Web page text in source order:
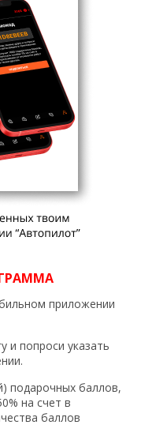
приложении
и попроси указать
подарочных баллов,
на счет в
баллов